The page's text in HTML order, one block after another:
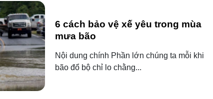
6 cách bảo vệ xế yêu trong mùa
mưa bão
Nội dung chính Phần lớn chúng ta mỗi khi
bão đổ bộ chỉ lo chằng...